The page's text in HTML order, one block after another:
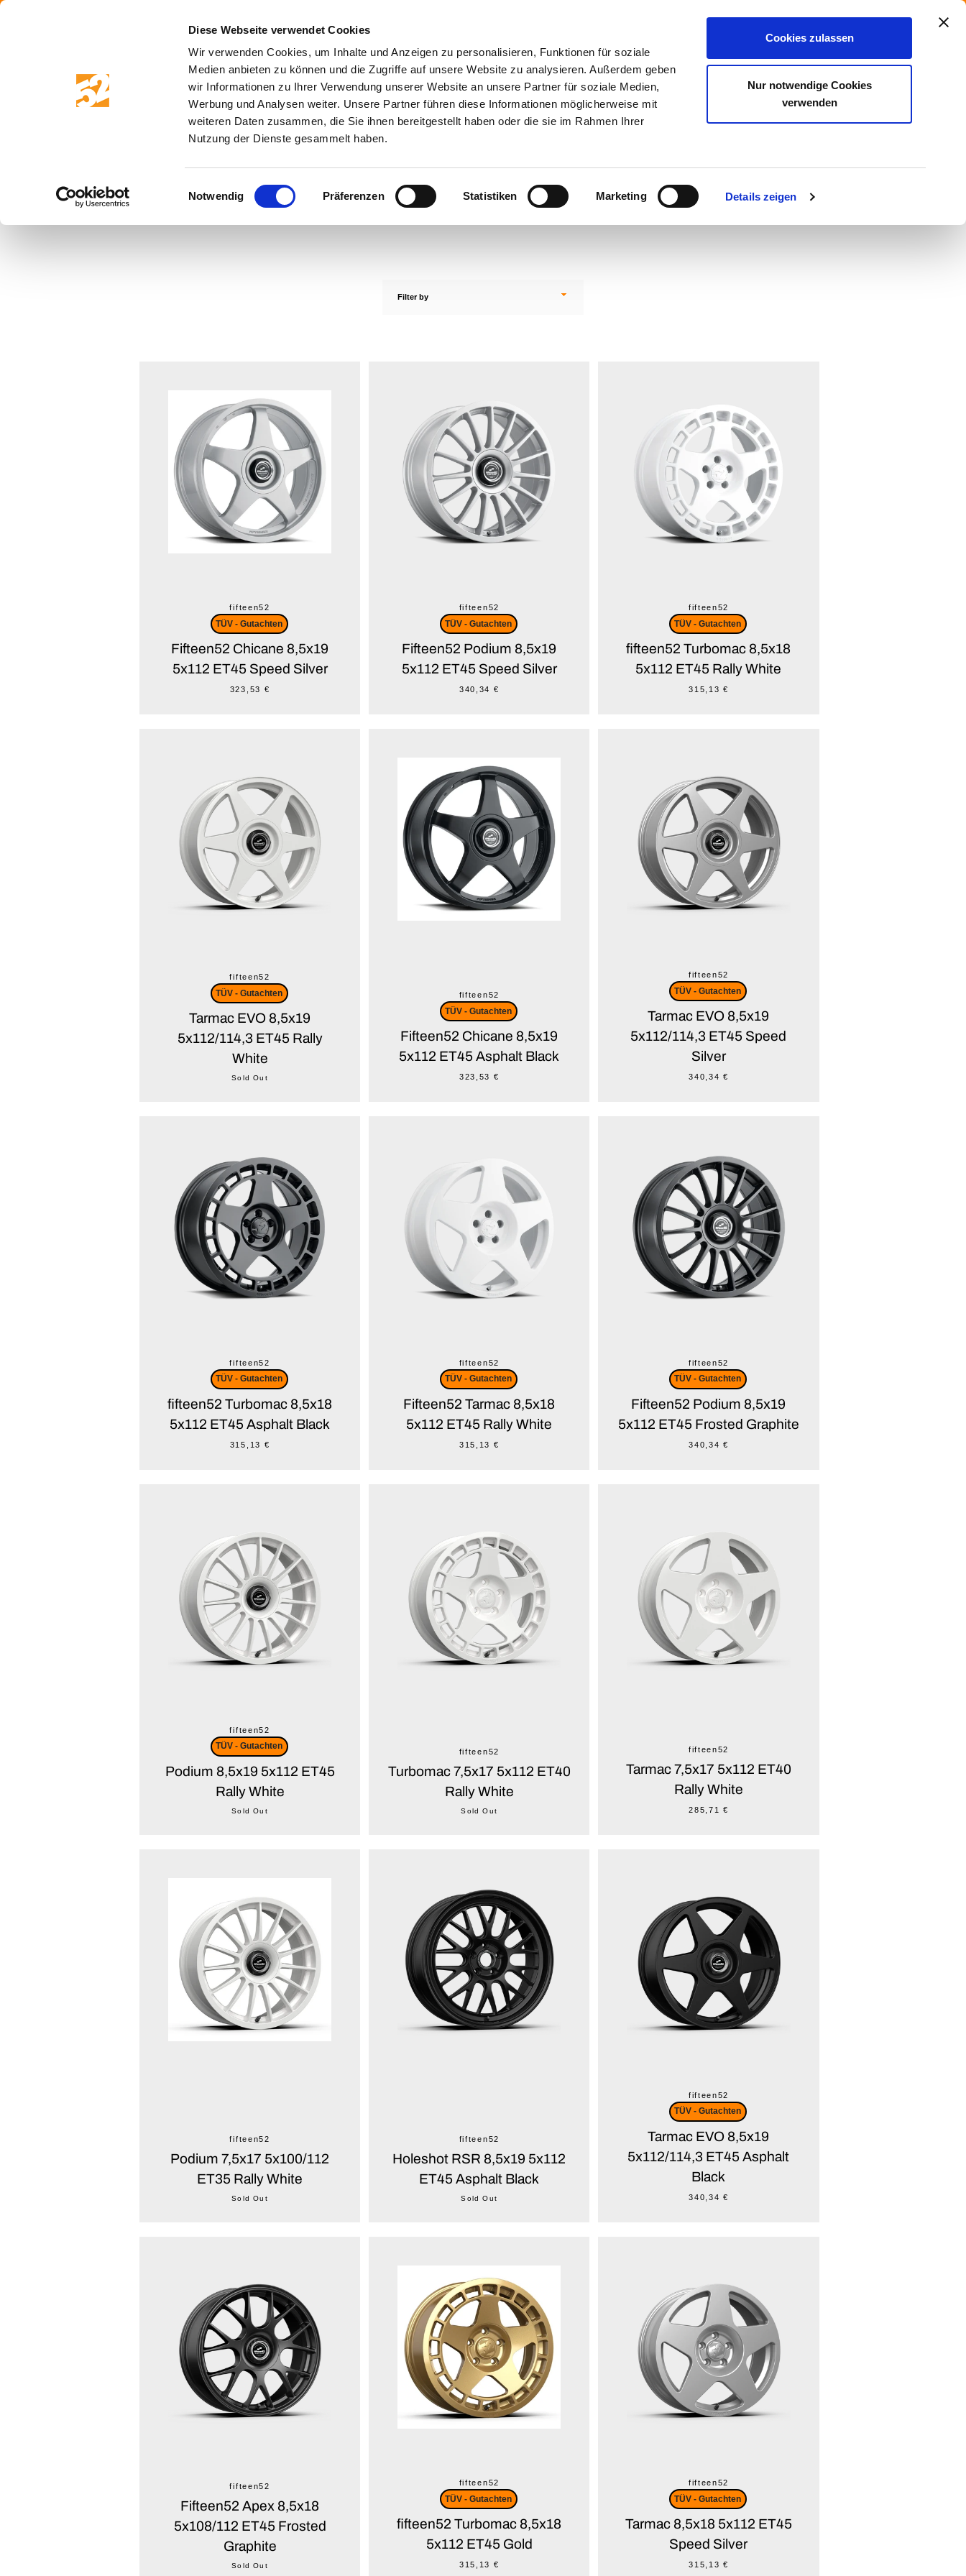
Diese Webseite verwendet Cookies
Wir verwenden Cookies, um Inhalte und Anzeigen zu personalisieren, Funktionen für soziale
Medien anbieten zu können und die Zugriffe auf unsere Website zu analysieren. Außerdem geben
wir Informationen zu Ihrer Verwendung unserer Website an unsere Partner für soziale Medien,
Werbung und Analysen weiter. Unsere Partner führen diese Informationen möglicherweise mit
weiteren Daten zusammen, die Sie ihnen bereitgestellt haben oder die sie im Rahmen Ihrer
Nutzung der Dienste gesammelt haben.
Einwilligungsauswahl
Notwendig Präferenzen Statistiken Marketing Details zeigen
Cookies zulassen
Nur notwendige Cookies
verwenden
Skip
MENU
Instagram
CART
PCD 5x112
This collection contains all fifteen52 with a 5x112 PCD which you will
normally find on your VW, Audi, Mercedes and most recent BMW
fifteen52
TÜV - Gutachten
Fifteen52 Chicane 8,5x19
5x112 ET45 Speed Silver
323,53 €
fifteen52
TÜV - Gutachten
Tarmac EVO 8,5x19
5x112/114,3 ET45 Rally
White
Sold Out
fifteen52
TÜV - Gutachten
fifteen52 Turbomac 8,5x18
5x112 ET45 Asphalt Black
315,13 €
fifteen52
TÜV - Gutachten
Podium 8,5x19 5x112 ET45
Rally White
Sold Out
fifteen52
Podium 7,5x17 5x100/112
ET35 Rally White
Sold Out
fifteen52
Fifteen52 Apex 8,5x18
5x108/112 ET45 Frosted
Graphite
Sold Out
fifteen52
TÜV - Gutachten
Fifteen52 Podium 8,5x19
5x112 ET45 Speed Silver
340,34 €
fifteen52
TÜV - Gutachten
Fifteen52 Chicane 8,5x19
5x112 ET45 Asphalt Black
323,53 €
fifteen52
TÜV - Gutachten
Fifteen52 Tarmac 8,5x18
5x112 ET45 Rally White
315,13 €
fifteen52
Turbomac 7,5x17 5x112 ET40
Rally White
Sold Out
fifteen52
Holeshot RSR 8,5x19 5x112
ET45 Asphalt Black
Sold Out
fifteen52
TÜV - Gutachten
fifteen52 Turbomac 8,5x18
5x112 ET45 Gold
315,13 €
fifteen52
TÜV - Gutachten
fifteen52 Turbomac 8,5x18
5x112 ET45 Rally White
315,13 €
fifteen52
TÜV - Gutachten
Tarmac EVO 8,5x19
5x112/114,3 ET45 Speed
Silver
340,34 €
fifteen52
TÜV - Gutachten
Fifteen52 Podium 8,5x19
5x112 ET45 Frosted Graphite
340,34 €
fifteen52
Tarmac 7,5x17 5x112 ET40
Rally White
285,71 €
fifteen52
TÜV - Gutachten
Tarmac EVO 8,5x19
5x112/114,3 ET45 Asphalt
Black
340,34 €
fifteen52
TÜV - Gutachten
Tarmac 8,5x18 5x112 ET45
Speed Silver
315,13 €